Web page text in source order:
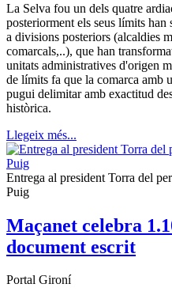
La Selva fou un dels quatre
posteriorment els seus límits
a divisions posteriors (alcaldies
comarcals,..), que han
unitats administratives d'origen
de límits fa que la comarca amb
pugui delimitar amb exactitud
històrica.
Llegeix més...
Entrega al president Torra del
Puig
Maçanet celebra
document escrit
Portal Gironí